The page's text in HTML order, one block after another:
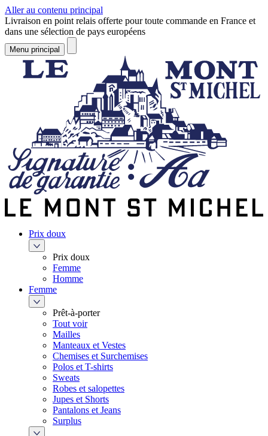
Aller au contenu principal
Livraison en point relais offerte pour toute commande en France et
dans une sélection de pays européens
Menu principal
Prix doux
Prix doux
Femme
Homme
Femme
Prêt-à-porter
Tout voir
Mailles
Manteaux et Vestes
Chemises et Surchemises
Polos et T-shirts
Sweats
Robes et salopettes
Jupes et Shorts
Pantalons et Jeans
Surplus